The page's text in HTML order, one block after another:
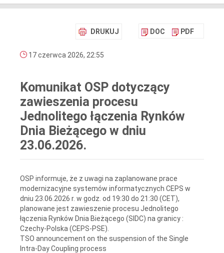
DRUKUJ DOC PDF
17 czerwca 2026, 22:55
Komunikat OSP dotyczący
zawieszenia procesu
Jednolitego łączenia Rynków
Dnia Bieżącego w dniu
23.06.2026.
OSP informuje, że z uwagi na zaplanowane prace
modernizacyjne systemów informatycznych CEPS w
dniu 23.06.2026 r. w godz. od 19:30 do 21:30 (CET),
planowane jest zawieszenie procesu Jednolitego
łączenia Rynków Dnia Bieżącego (SIDC) na granicy :
Czechy-Polska (CEPS-PSE).
TSO announcement on the suspension of the Single
Intra-Day Coupling process